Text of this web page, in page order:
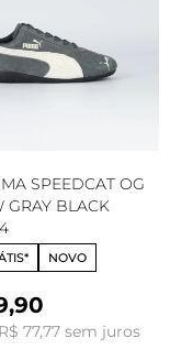
SPEEDCAT OG
GRAY BLACK
NOVO
77,77 sem juros